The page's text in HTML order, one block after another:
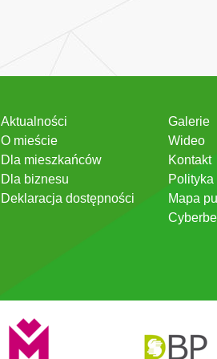
Aktualności
O mieście
Dla mieszkańców
Dla biznesu
Deklaracja dostępności
Galerie
Wideo
Kontakt
Mapa